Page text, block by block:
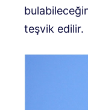
teşvik edilir.